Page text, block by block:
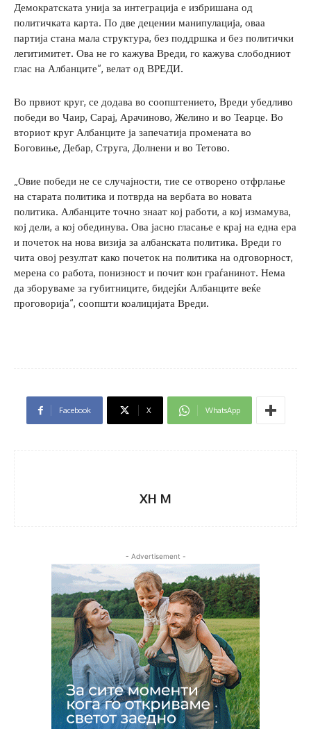
Демократската унија за интеграција е избришана од
политичката карта. По две децении манипулација, оваа
партија стана мала структура, без поддршка и без политички
легитимитет. Ова не го кажува Вреди, го кажува слободниот
глас на Албанците“, велат од ВРЕДИ.
Во првиот круг, се додава во соопштението, Вреди убедливо
победи во Чаир, Сарај, Арачиново, Желино и во Теарце. Во
вториот круг Албанците ја запечатија промената во
Боговиње, Дебар, Струга, Долнени и во Тетово.
„Овие победи не се случајности, тие се отворено отфрлање
на старата политика и потврда на вербата во новата
политика. Албанците точно знаат кој работи, а кој измамува,
кој дели, а кој обединува. Ова јасно гласање е крај на една ера
и почеток на нова визија за албанската политика. Вреди го
чита овој резултат како почеток на политика на одговорност,
мерена со работа, понизност и почит кон граѓанинот. Нема
да зборуваме за губитниците, бидејќи Албанците веќе
проговорија“, соопшти коалицијата Вреди.
Facebook X WhatsApp
XH M
- Advertisement -